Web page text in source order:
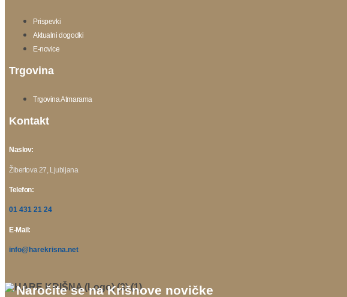
Prispevki
Aktualni dogodki
E-novice
Trgovina
Trgovina Atmarama
Kontakt
Naslov:
Žibertova 27, Ljubljana
Telefon:
01 431 21 24
E-Mail:
info@harekrisna.net
Naročite se na Krišnove novičke